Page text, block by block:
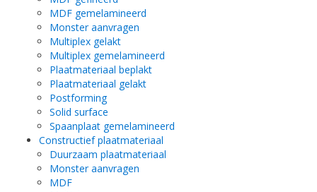
MDF gemelamineerd
Monster aanvragen
Multiplex gelakt
Multiplex gemelamineerd
Plaatmateriaal beplakt
Plaatmateriaal gelakt
Postforming
Solid surface
Spaanplaat gemelamineerd
Constructief plaatmateriaal
Duurzaam plaatmateriaal
Monster aanvragen
MDF